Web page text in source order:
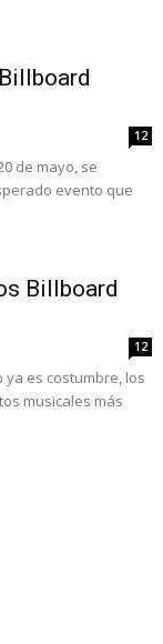
12
de mayo, se
evento que
Billboard
12
ya es costumbre, los
musicales más